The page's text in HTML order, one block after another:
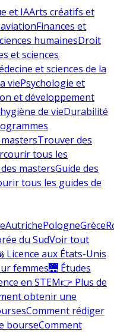
et IAArts créatifs et
Finances et
humainesDroit
et sciences
et sciences de la
viePsychologie et
et développement
de vieDurabilité
Trouver des
tous les
mastersGuide des
tous les guides de
AutrichePologneGrèce
du SudVoir tout
Licence aux États-Unis
femmes🌉 Études
en STEM👉 Plus de
obtenir une
Comment rédiger
bourseComment